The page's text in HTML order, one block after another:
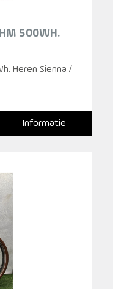
500WH.
Heren Sienna /
Informatie